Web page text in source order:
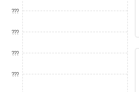
???
???
???
???